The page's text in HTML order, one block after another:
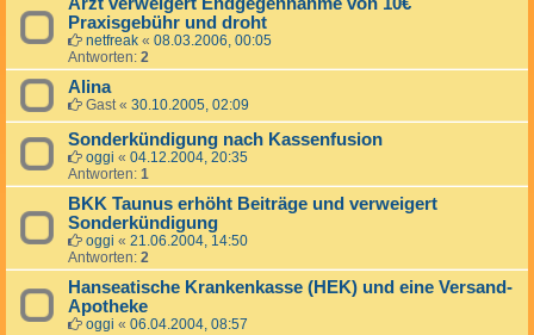
Arzt verweigert Endgegennahme von 10€
Praxisgebühr und droht
netfreak « 08.03.2006, 00:05
Antworten: 2
Alina
Gast« 30.10.2005, 02:09
Sonderkündigung nach Kassenfusion
oggi « 04.12.2004, 20:35
Antworten: 1
BKK Taunus erhöht Beiträge und verweigert
Sonderkündigung
oggi « 21.06.2004, 14:50
Antworten: 2
Hanseatische Krankenkasse (HEK) und eine Versand-
Apotheke
oggi « 06.04.2004, 08:57